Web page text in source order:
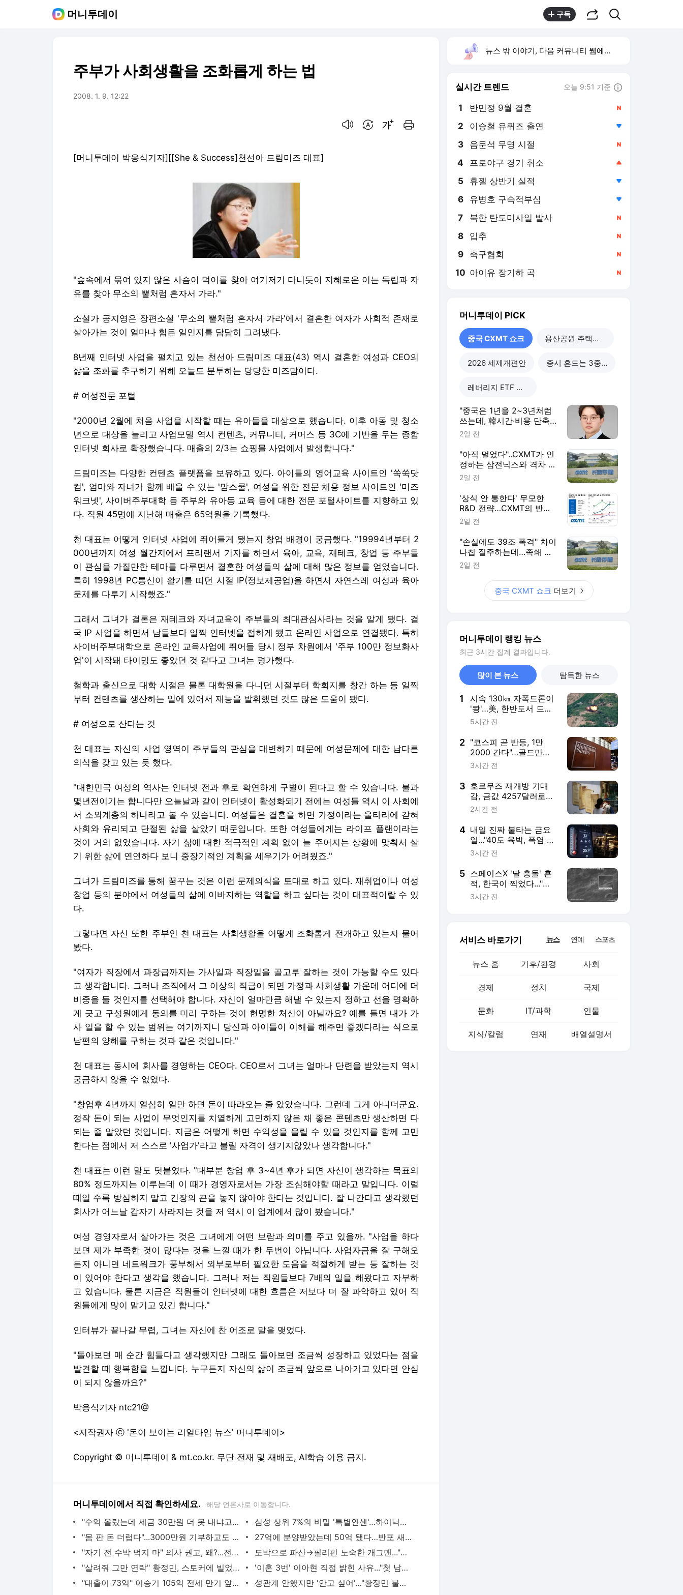
머니투데이 구독
주부가 사회생활을 조화롭게 하는 법
2008. 1. 9. 12:22
[머니투데이 박응식기자][[She & Success]천선아 드림미즈 대표]
"숲속에서 묶여 있지 않은 사슴이 먹이를 찾아 여기저기 다니듯이 지혜로운 이는 독립과 자
유를 찾아 무소의 뿔처럼 혼자서 가라."
소설가 공지영은 장편소설 '무소의 뿔처럼 혼자서 가라'에서 결혼한 여자가 사회적 존재로
살아가는 것이 얼마나 힘든 일인지를 담담히 그려냈다.
8년째 인터넷 사업을 펼치고 있는 천선아 드림미즈 대표(43) 역시 결혼한 여성과 CEO의
삶을 조화를 추구하기 위해 오늘도 분투하는 당당한 미즈맘이다.
# 여성전문 포털
"2000년 2월에 처음 사업을 시작할 때는 유아들을 대상으로 했습니다. 이후 아동 및 청소
년으로 대상을 늘리고 사업모델 역시 컨텐츠, 커뮤니티, 커머스 등 3C에 기반을 두는 종합
인터넷 회사로 확장했습니다. 매출의 2/3는 쇼핑몰 사업에서 발생합니다."
드림미즈는 다양한 컨텐츠 플랫폼을 보유하고 있다. 아이들의 영어교육 사이트인 '쑥쑥닷
컴', 엄마와 자녀가 함께 배울 수 있는 '맘스쿨', 여성을 위한 전문 채용 정보 사이트인 '미즈
워크넷', 사이버주부대학 등 주부와 유아동 교육 등에 대한 전문 포털사이트를 지향하고 있
다. 직원 45명에 지난해 매출은 65억원을 기록했다.
천 대표는 어떻게 인터넷 사업에 뛰어들게 됐는지 창업 배경이 궁금했다. "19994년부터 2
000년까지 여성 월간지에서 프리랜서 기자를 하면서 육아, 교육, 재테크, 창업 등 주부들
이 관심을 가질만한 테마를 다루면서 결혼한 여성들의 삶에 대해 많은 정보를 얻었습니다.
특히 1998년 PC통신이 활기를 띠던 시절 IP(정보제공업)을 하면서 자연스레 여성과 육아
문제를 다루기 시작했죠."
그래서 그녀가 결론은 재테크와 자녀교육이 주부들의 최대관심사라는 것을 알게 됐다. 결
국 IP 사업을 하면서 남들보다 일찍 인터넷을 접하게 됐고 온라인 사업으로 연결됐다. 특히
사이버주부대학으로 온라인 교육사업에 뛰어들 당시 정부 차원에서 '주부 100만 정보화사
업'이 시작돼 타이밍도 좋았던 것 같다고 그녀는 평가했다.
철학과 출신으로 대학 시절은 물론 대학원을 다니던 시절부터 학회지를 창간 하는 등 일찍
부터 컨텐츠를 생산하는 일에 있어서 재능을 발휘했던 것도 많은 도움이 됐다.
# 여성으로 산다는 것
천 대표는 자신의 사업 영역이 주부들의 관심을 대변하기 때문에 여성문제에 대한 남다른
의식을 갖고 있는 듯 했다.
"대한민국 여성의 역사는 인터넷 전과 후로 확연하게 구별이 된다고 할 수 있습니다. 불과
몇년전이기는 합니다만 오늘날과 같이 인터넷이 활성화되기 전에는 여성들 역시 이 사회에
서 소외계층의 하나라고 볼 수 있습니다. 여성들은 결혼을 하면 가정이라는 울타리에 갇혀
사회와 유리되고 단절된 삶을 살았기 때문입니다. 또한 여성들에게는 라이프 플랜이라는
것이 거의 없었습니다. 자기 삶에 대한 적극적인 계획 없이 늘 주어지는 상황에 맞춰서 살
기 위한 삶에 연연하다 보니 중장기적인 계획을 세우기가 어려웠죠."
그녀가 드림미즈를 통해 꿈꾸는 것은 이런 문제의식을 토대로 하고 있다. 재취업이나 여성
창업 등의 분야에서 여성들의 삶에 이바지하는 역할을 하고 싶다는 것이 대표적이랄 수 있
다.
그렇다면 자신 또한 주부인 천 대표는 사회생활을 어떻게 조화롭게 전개하고 있는지 물어
봤다.
"여자가 직장에서 과장급까지는 가사일과 직장일을 골고루 잘하는 것이 가능할 수도 있다
고 생각합니다. 그러나 조직에서 그 이상의 직급이 되면 가정과 사회생활 가운데 어디에 더
비중을 둘 것인지를 선택해야 합니다. 자신이 얼마만큼 해낼 수 있는지 정하고 선을 명확하
게 긋고 구성원에게 동의를 미리 구하는 것이 현명한 처신이 아닐까요? 예를 들면 내가 가
사 일을 할 수 있는 범위는 여기까지니 당신과 아이들이 이해를 해주면 좋겠다라는 식으로
남편의 양해를 구하는 것과 같은 것입니다."
천 대표는 동시에 회사를 경영하는 CEO다. CEO로서 그녀는 얼마나 단련을 받았는지 역시
궁금하지 않을 수 없었다.
"창업후 4년까지 열심히 일만 하면 돈이 따라오는 줄 았았습니다. 그런데 그게 아니더군요.
정작 돈이 되는 사업이 무엇인지를 치열하게 고민하지 않은 채 좋은 콘텐츠만 생산하면 다
되는 줄 알았던 것입니다. 지금은 어떻게 하면 수익성을 올릴 수 있을 것인지를 함께 고민
한다는 점에서 저 스스로 '사업가'라고 불릴 자격이 생기지않았나 생각합니다."
천 대표는 이런 말도 덧붙였다. "대부분 창업 후 3~4년 후가 되면 자신이 생각하는 목표의
80% 정도까지는 이루는데 이 때가 경영자로서는 가장 조심해야할 때라고 말입니다. 이럴
때일 수록 방심하지 말고 긴장의 끈을 놓지 않아야 한다는 것입니다. 잘 나간다고 생각했던
회사가 어느날 갑자기 사라지는 것을 저 역시 이 업계에서 많이 봤습니다."
여성 경영자로서 살아가는 것은 그녀에게 어떤 보람과 의미를 주고 있을까. "사업을 하다
보면 제가 부족한 것이 많다는 것을 느낄 때가 한 두번이 아닙니다. 사업자금을 잘 구해오
든지 아니면 네트워크가 풍부해서 외부로부터 필요한 도움을 적절하게 받는 등 잘하는 것
이 있어야 한다고 생각을 했습니다. 그러나 저는 직원들보다 7배의 일을 해왔다고 자부하
고 있습니다. 물론 지금은 직원들이 인터넷에 대한 흐름은 저보다 더 잘 파악하고 있어 직
원들에게 많이 맡기고 있긴 합니다."
인터뷰가 끝나갈 무렵, 그녀는 자신에 찬 어조로 말을 맺었다.
"돌아보면 매 순간 힘들다고 생각했지만 그래도 돌아보면 조금씩 성장하고 있었다는 점을
발견할 때 행복함을 느낍니다. 누구든지 자신의 삶이 조금씩 앞으로 나아가고 있다면 안심
이 되지 않을까요?"
박응식기자 ntc21@
<저작권자 ⓒ '돈이 보이는 리얼타임 뉴스' 머니투데이>
Copyright © 머니투데이 & mt.co.kr. 무단 전재 및 재배포, AI학습 이용 금지.
머니투데이에서 직접 확인하세요. 해당 언론사로 이동합니다.
"수억 올랐는데 세금 30만원 더 못 내냐고?"…집 한채 직장인 '분통' - 머니투데이
삼성 상위 7%의 비밀 '특별인센'…하이닉스 블랙홀 막을까 - 머니투데이
"몸 판 돈 더럽다"...3000만원 기부하고도 욕 먹은 日 성인배우 - 머니투데이
27억에 분양받았는데 50억 됐다…반포 새 아파트 들어가 보니[부릿지] - 머니투데이
"자기 전 수박 먹지 마" 의사 권고, 왜?...전신 건강 해치는 초열대야 - 머니투데이
도박으로 파산→필리핀 노숙한 개그맨..."수없이 후회" 재기 성공 - 머니투데이
"살려줘 그만 연락" 황정민, 스토커에 빌었다…'60차례 발신 전화' 진실 - 머니투데이
'이혼 3번' 이아현 직접 밝힌 사유..."첫 남편엔 미안" 눈물 - 머니투데이
"대출이 73억" 이승기 105억 전세 만기 앞두고...'집주인' 차가원 구속 - 머니투데이
성관계 안했지만 '안고 싶어'…"황정민 불륜 맞아" 변호사 분석 - 머니투데이
뉴스 밖 이야기, 다음 커뮤니티 웹에서 보기
실시간 트렌드 오늘 9:51 기준
1 반민정 9월 결혼
2 이승철 유퀴즈 출연
4 프로야구 경기 취소
5 휴젤 상반기 실적
6 유병호 구속적부심
7 북한 탄도미사일 발사
8 입추
9 축구협회
10 아이유 장기하 곡
머니투데이 PICK
중국 CXMT 쇼크 용산공원 주택공급
2026 세제개편안 증시 흔드는 3중 쏠림
레버리지 ETF 해법은
"중국은 1년을 2~3년처럼
쓰는데, 韓시간·비용 단축
할 정책 시급"
2일 전
"아직 멀었다"..CXMT가 인
정하는 삼전닉스와 격차 들
여다보니
2일 전
'상식 안 통한다' 무모한
R&D 전략…CXMT의 반도
체 축지법
2일 전
"손실에도 39조 폭격" 차이
나칩 질주하는데…족쇄 찬
'삼전닉스' 탄식
2일 전
중국 CXMT 쇼크 더보기
머니투데이 랭킹 뉴스
최근 3시간 집계 결과입니다.
많이 본 뉴스 탐독한 뉴스
1
시속 130㎞ 자폭드론이
'쾅'…美, 한반도서 드론
실사격 훈련 첫 공개
5시간 전
2 "코스피 곧 반등, 1만
2000 간다"…골드만삭
스가 집어준 업종은?
3시간 전
3 호르무즈 재개방 기대
감, 금값 4257달러로
'쑥'…7주 만에 최고치
2시간 전
4 내일 진짜 불타는 금요
일..."40도 육박, 폭염 절
정"
3시간 전
5 스페이스X '달 충돌' 흔
적, 한국이 찍었다..."다
누리 촬영 성공"
3시간 전
서비스 바로가기 뉴스 연예 스포츠
뉴스 홈 기후/환경 사회
경제 정치 국제
문화 IT/과학 인물
지식/칼럼 연재 배열설명서